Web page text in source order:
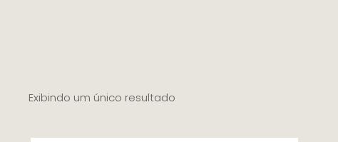
Exibindo um único resultado